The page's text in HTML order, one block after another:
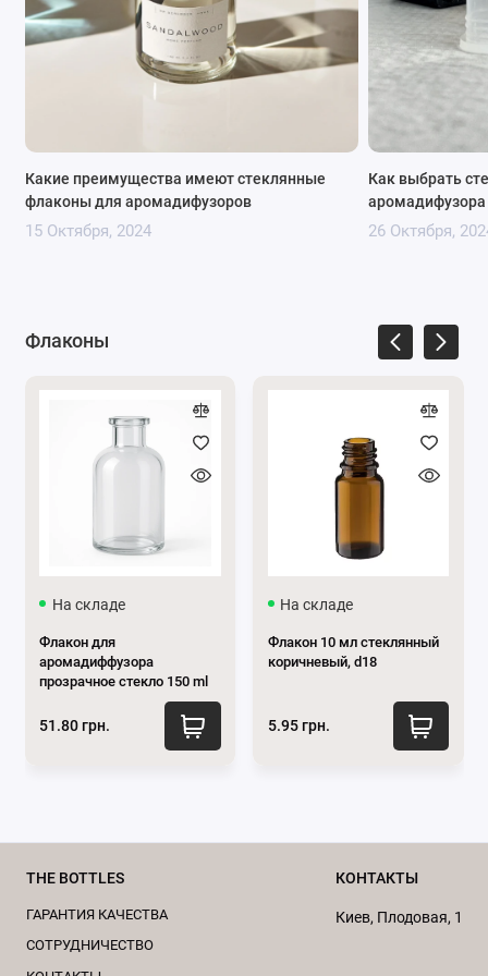
Преимущества стеклянного
Элегантный вид:
Стекло придает флакону
сочетается с разными стилями интерьера.
ароматической смеси, что удобно для контроля
ее расхода.
Стекло – прочный материал,
который не деформируется под воздействием
имеют надежное закрытие, что предотвращает
испарение ароматической жидкости и
: Стекло – переработанный
Какие преимущества имеют стеклянные
флаконы для аромадифузоров
15 Октября, 2024
Как выбрать
аромадифузора
26 Октября,
Флаконы
На складе
Флакон для
аромадиффузора
прозрачное стекло 150 ml
51.80 грн.
На складе
Флакон 10 мл стеклянный
коричневый, d18
5.95 грн.
THE BOTTLES
ГАРАНТИЯ КАЧЕСТВА
CОТРУДНИЧЕСТВО
КОНТАКТЫ
Киев, Плодовая, 1